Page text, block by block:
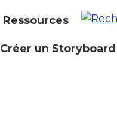
Ressources
Créer un Storyboard